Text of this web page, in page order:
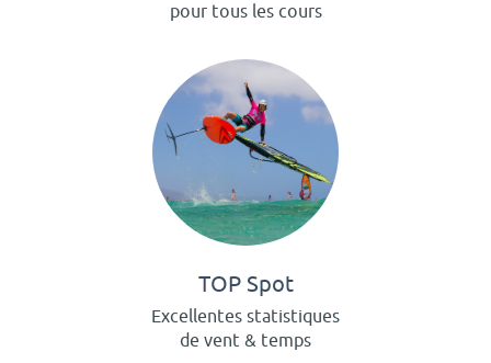
pour tous les cours
TOP Spot
Excellentes statistiques
de vent & temps